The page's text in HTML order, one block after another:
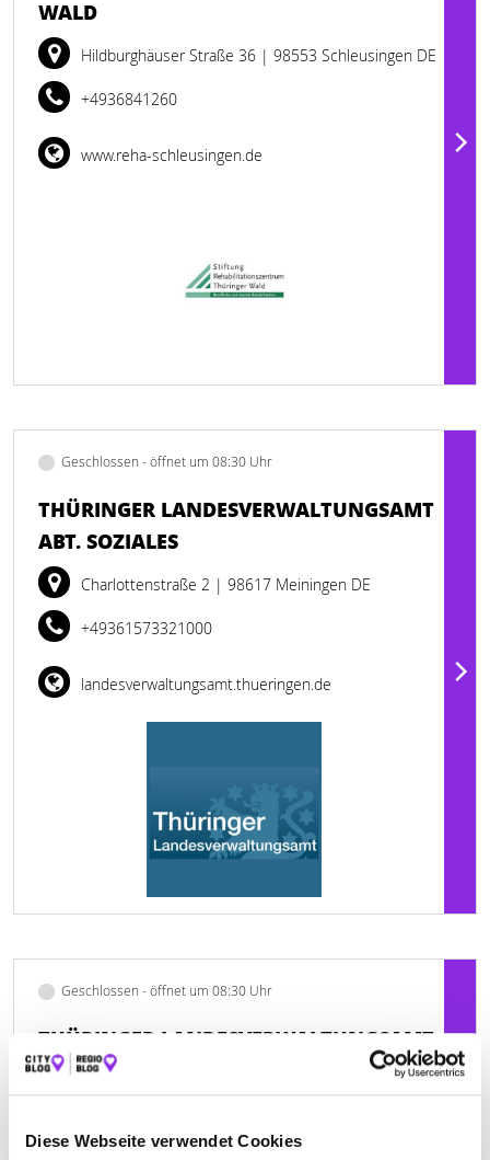
Diese Webseite verwendet Cookies
WALD
Hildburghäuser Straße 36 | 98553 Schleusingen DE
+4936841260
www.reha-schleusingen.de
Geschlossen - öffnet um 08:30 Uhr
THÜRINGER LANDESVERWALTUNGSAMT
ABT. SOZIALES
Charlottenstraße 2 | 98617 Meiningen DE
+49361573321000
landesverwaltungsamt.thueringen.de
Geschlossen - öffnet um 08:30 Uhr
THÜRINGER LANDESVERWALTUNGSAMT,
ABT. VERSORGUNG U. INTEGRATION